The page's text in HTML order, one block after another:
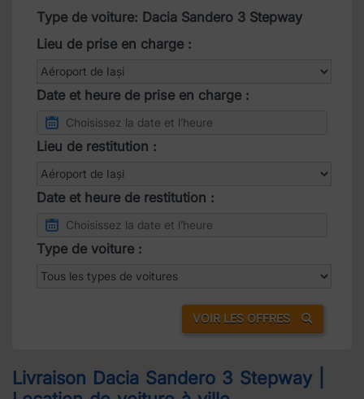
Type de voiture: Dacia Sandero 3 Stepway
Lieu de prise en charge :
Date et heure de prise en charge :
Lieu de restitution :
Date et heure de restitution :
Type de voiture :
VOIR LES OFFRES
Livraison Dacia Sandero 3 Stepway |